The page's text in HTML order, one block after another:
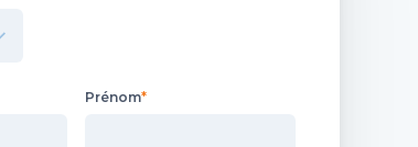
Prénom*